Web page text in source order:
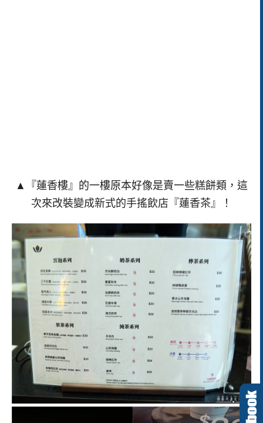
▲『蓮香樓』的一樓原本好像是賣一些糕餅類，這
次來改裝變成新式的手搖飲店『蓮香茶』！